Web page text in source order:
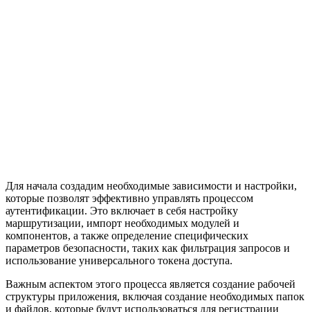
Для начала создадим необходимые зависимости и настройки,
которые позволят эффективно управлять процессом
аутентификации. Это включает в себя настройку
маршрутизации, импорт необходимых модулей и
компонентов, а также определение специфических
параметров безопасности, таких как фильтрация запросов и
использование универсального токена доступа.
Важным аспектом этого процесса является создание рабочей
структуры приложения, включая создание необходимых папок
и файлов, которые будут использоваться для регистрации